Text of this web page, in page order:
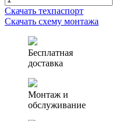
Скачать техпаспорт
Скачать схему монтажа
Бесплатная
доставка
Монтаж и
обслуживание